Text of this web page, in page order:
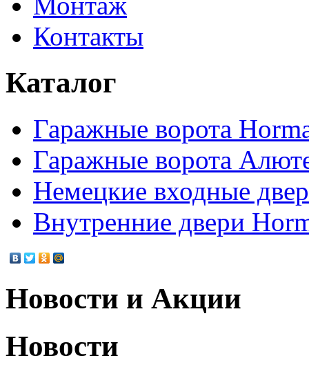
Контакты
Каталог
Гаражные ворота
Гаражные ворота
Немецкие входные
Внутренние двери
Новости и Акции
Новости